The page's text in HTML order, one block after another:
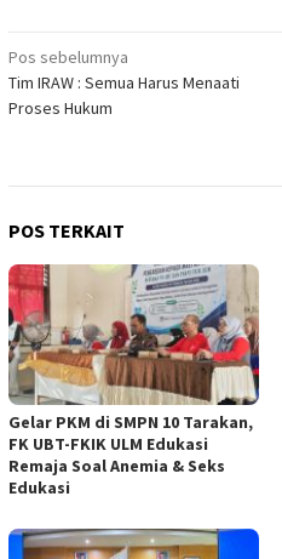
Navigasi
pos
Pos sebelumnya
Tim IRAW : Semua Harus Menaati
Proses Hukum
POS TERKAIT
Gelar PKM di SMPN 10 Tarakan,
FK UBT-FKIK ULM Edukasi
Remaja Soal Anemia & Seks
Edukasi